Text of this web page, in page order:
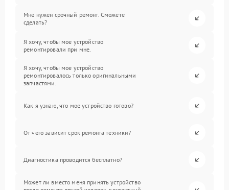
Мне нужен срочный ремонт. Сможете
сделать?
Я хочу, чтобы мое устройство
ремонтировали при мне.
Я хочу, чтобы мое устройство
ремонтировалось только оригинальными
запчастями.
Как я узнаю, что мое устройство готово?
От чего зависит срок ремонта техники?
Диагностика проводится бесплатно?
Может ли вместо меня принять устройство